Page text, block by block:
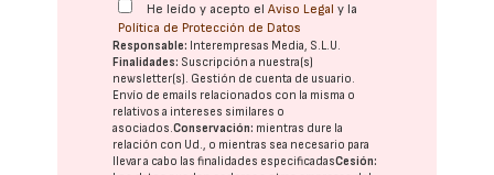
He leído y acepto elAviso Legal y la
Política de Protección de Datos
Responsable: Interempresas Media, S.L.U.
Finalidades: Suscripción a nuestra(s)
newsletter(s). Gestión de cuenta de usuario.
Envío de emails relacionados con la misma o
relativos a intereses similares o
asociados.Conservación: mientras dure la
relación con Ud., o mientras sea necesario para
llevar a cabo las finalidades especificadasCesión: